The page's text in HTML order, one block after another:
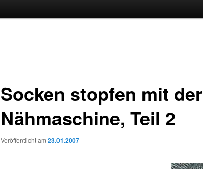
Socken stopfen mit der
Nähmaschine, Teil 2
Veröffentlicht am 23.01.2007